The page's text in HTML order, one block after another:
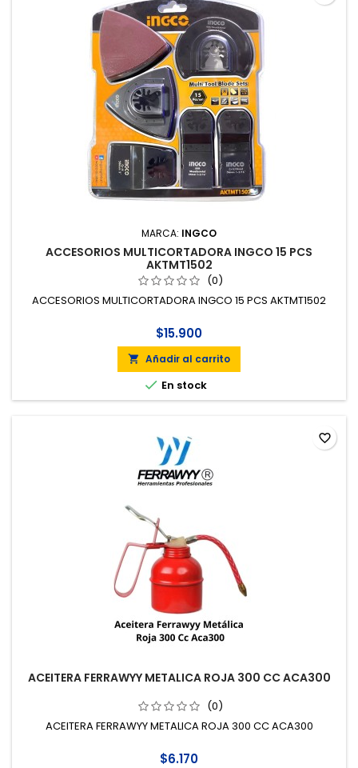
MARCA: INGCO
ACCESORIOS MULTICORTADORA INGCO 15 PCS
AKTMT1502
(0)
ACCESORIOS MULTICORTADORA INGCO 15 PCS AKTMT1502
$15.900
 Añadir al carrito
 En stock
ACEITERA FERRAWYY METALICA ROJA 300 CC ACA300
(0)
ACEITERA FERRAWYY METALICA ROJA 300 CC ACA300
$6.170
favorite_border